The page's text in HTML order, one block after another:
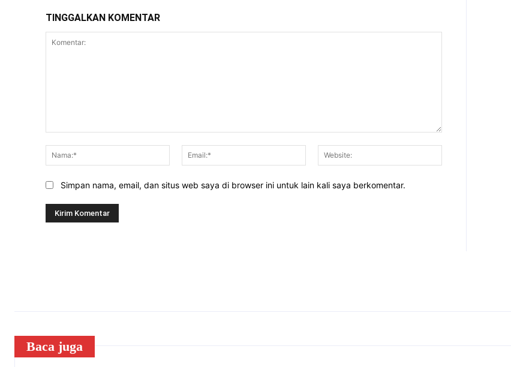
TINGGALKAN KOMENTAR
Nama:*
Email:*
Simpan nama, email, dan situs web saya di browser ini untuk lain kali saya berkomentar.
Baca juga